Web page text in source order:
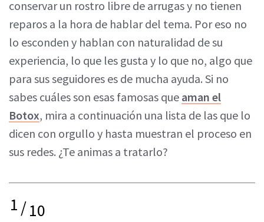
conservar un rostro libre de arrugas y no tienen
reparos a la hora de hablar del tema. Por eso no
lo esconden y hablan con naturalidad de su
experiencia, lo que les gusta y lo que no, algo que
para sus seguidores es de mucha ayuda. Si no
sabes cuáles son esas famosas que aman el
Botox, mira a continuación una lista de las que lo
dicen con orgullo y hasta muestran el proceso en
sus redes. ¿Te animas a tratarlo?
1/10